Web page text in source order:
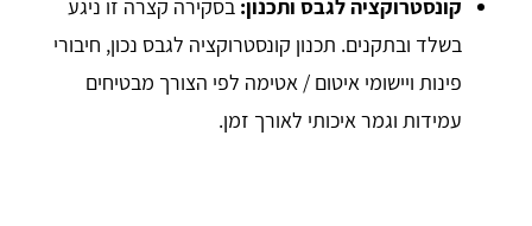
קונסטרוקציה לגבס ותכנון: בסקירה קצרה זו ניגע
בשלד ובתקנים. תכנון קונסטרוקציה לגבס נכון, חיבורי
פינות ויישומי איטום / אטימה לפי הצורך מבטיחים
עמידות וגמר איכותי לאורך זמן.